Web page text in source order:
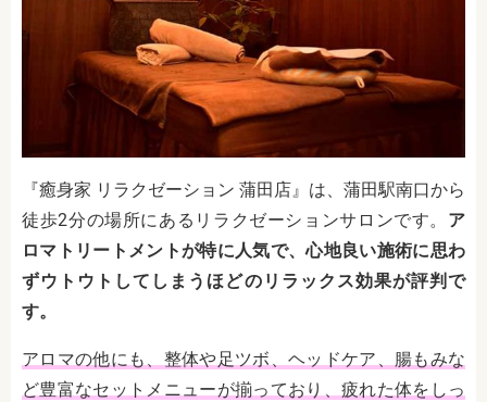
『癒身家 リラクゼーション 蒲田店』は、蒲田駅南口から
徒歩2分の場所にあるリラクゼーションサロンです。 ア
ロマトリートメントが特に人気で、心地良い施術に思わ
ずウトウトしてしまうほどのリラックス効果が評判で
す。
アロマの他にも、整体や足ツボ、ヘッドケア、腸もみな
ど豊富なセットメニューが揃っており、疲れた体をしっ